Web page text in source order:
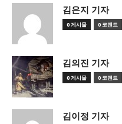
김은지 기자
0 게시물 0 코멘트
김의진 기자
0 게시물 0 코멘트
김이정 기자